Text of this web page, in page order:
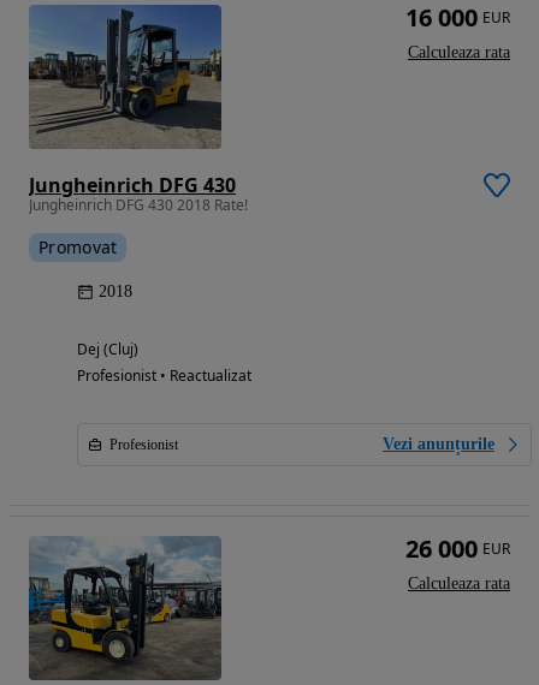
Jungheinrich DFG 430
Jungheinrich DFG 430 2018 Rate!
Promovat
2018
Dej (Cluj)
Profesionist • Reactualizat
Profesionist Vezi anunțurile
16 000 EUR
Calculeaza rata
26 000 EUR
Calculeaza rata